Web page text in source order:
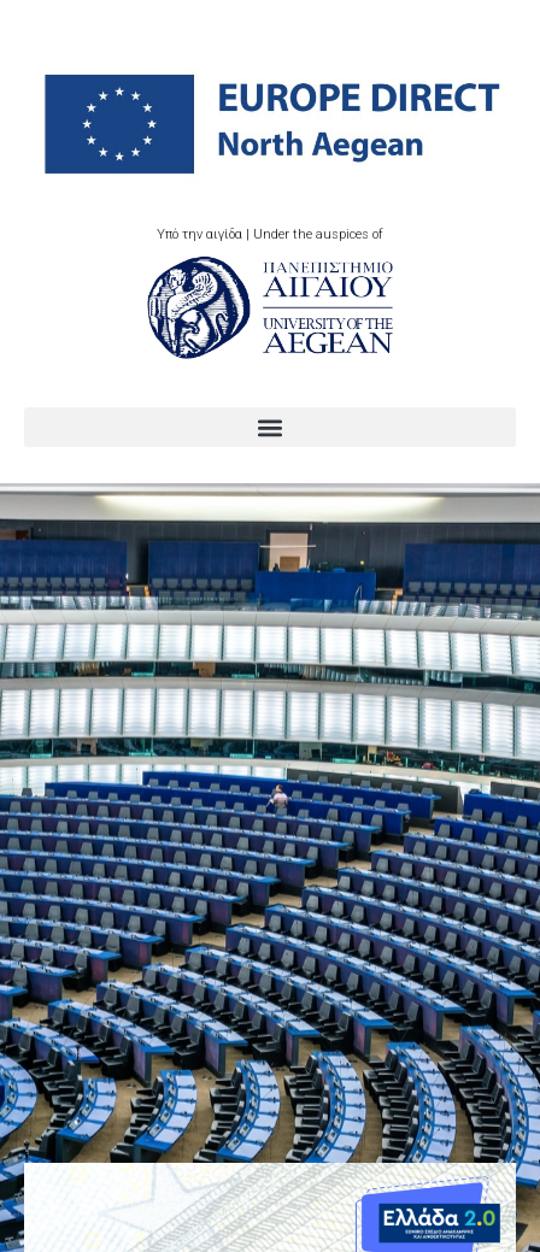
Υπό την αιγίδα | Under the auspices of